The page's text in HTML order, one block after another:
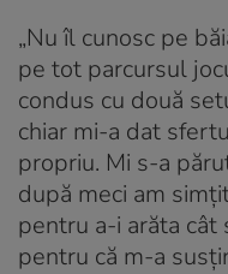
„Nu îl cunosc pe
pe tot parcursul
condus cu două
chiar mi-a dat
propriu. Mi s-a
după meci am
pentru a-i arăta
pentru că m-a